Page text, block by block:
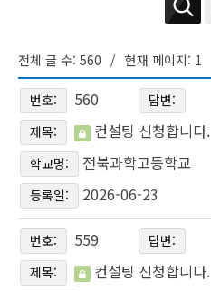
전체 글 수: 560 현재 페이지: 1
번호: 560
답변:
제목:
컨설팅 신청합니다.
학교명: 전북과학고등학교
등록일: 2026-06-23
번호: 559
답변:
제목:
컨설팅 신청합니다.